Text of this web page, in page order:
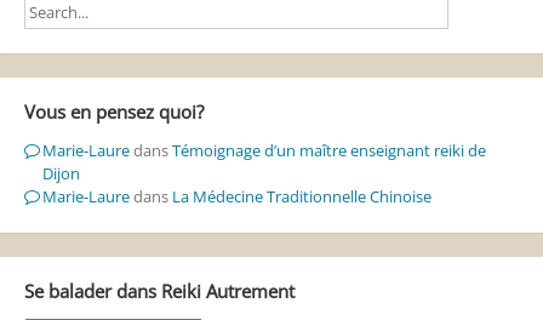
Vous en pensez quoi?
Marie-LauredansTémoignage d’un maître enseignant reiki de
Dijon
Marie-Lauredans La Médecine Traditionnelle Chinoise
Se balader dans Reiki Autrement